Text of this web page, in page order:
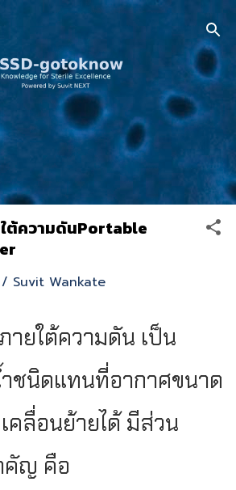
ต้ความดันPortable
Suvit Wankate
ายใต้ความดัน เป็น
ำชนิดแทนที่อากาศขนาด
คลื่อนย้ายได้ มีส่วน
คัญ คือ